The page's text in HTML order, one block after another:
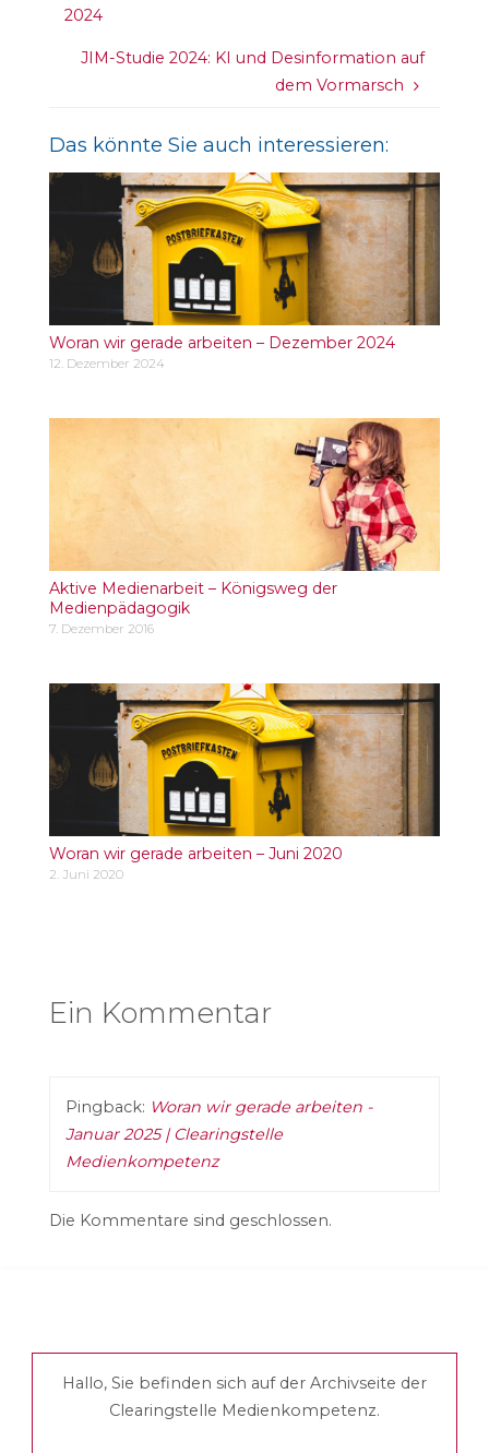
2024
JIM-Studie 2024: KI und Desinformation auf
dem Vormarsch
Das könnte Sie auch interessieren:
Woran wir gerade arbeiten – Dezember 2024
12. Dezember 2024
Aktive Medienarbeit – Königsweg der
Medienpädagogik
7. Dezember 2016
Woran wir gerade arbeiten – Juni 2020
2. Juni 2020
Ein Kommentar
Pingback: Woran wir gerade arbeiten -
Januar 2025 | Clearingstelle
Medienkompetenz
Die Kommentare sind geschlossen.
Hallo, Sie befinden sich auf der Archivseite der
Clearingstelle Medienkompetenz.